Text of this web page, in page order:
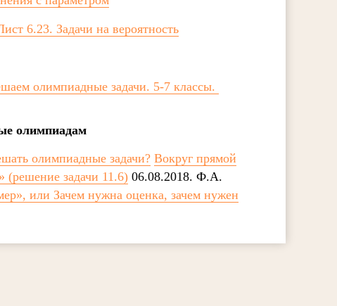
6.23. Задачи на вероятность
олимпиадные задачи. 5-7 классы.
олимпиадам
олимпиадные задачи? Вокруг прямой
(решение задачи 11.6) 06.08.2018. Ф.А.
или Зачем нужна оценка, зачем нужен